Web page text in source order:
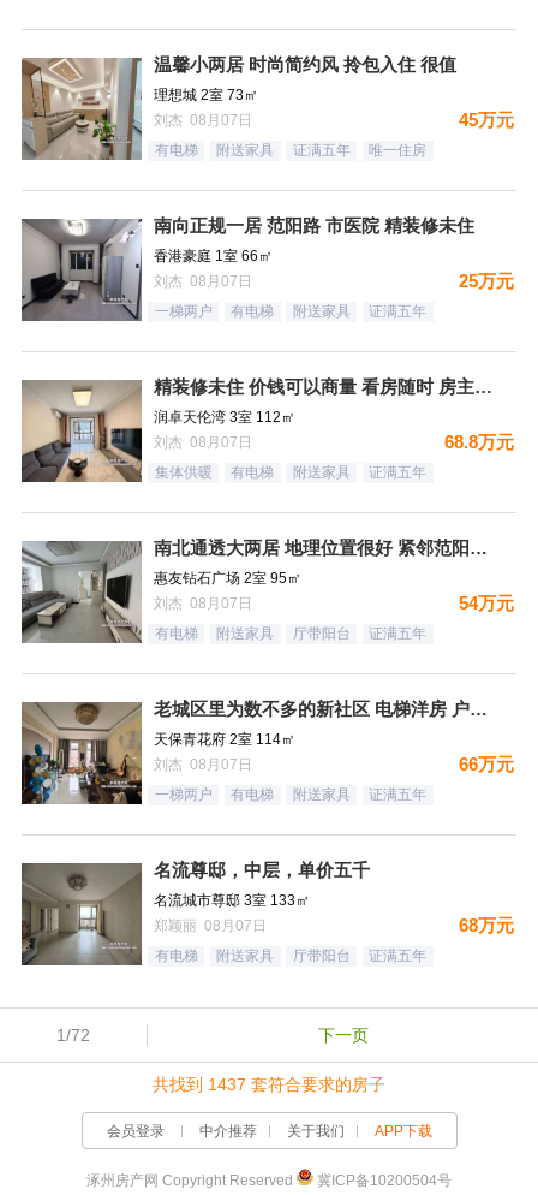
温馨小两居 时尚简约风 拎包入住 很值
理想城 2室 73㎡
刘杰 08月07日
45万元
有电梯 附送家具 证满五年 唯一住房
南向正规一居 范阳路 市医院 精装修未住
香港豪庭 1室 66㎡
刘杰 08月07日
25万元
一梯两户 有电梯 附送家具 证满五年
精装修未住 价钱可以商量 看房随时 房主诚意出售
润卓天伦湾 3室 112㎡
刘杰 08月07日
68.8万元
集体供暖 有电梯 附送家具 证满五年
南北通透大两居 地理位置很好 紧邻范阳路 出门钻石广场 生
惠友钻石广场 2室 95㎡
刘杰 08月07日
54万元
有电梯 附送家具 厅带阳台 证满五年
老城区里为数不多的新社区 电梯洋房 户型方正
天保青花府 2室 114㎡
刘杰 08月07日
66万元
一梯两户 有电梯 附送家具 证满五年
名流尊邸，中层，单价五千
名流城市尊邸 3室 133㎡
郑颖丽 08月07日
68万元
有电梯 附送家具 厅带阳台 证满五年
1/72 下一页
共找到 1437 套符合要求的房子
会员登录 中介推荐 关于我们 APP下载
涿州房产网 Copyright Reserved 冀ICP备10200504号